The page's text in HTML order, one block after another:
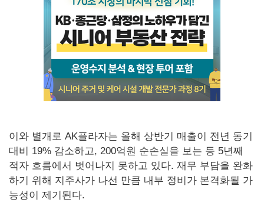
이와 별개로 AK플라자는 올해 상반기 매출이 전년 동기
대비 19% 감소하고, 200억원 순손실을 보는 등 5년째
적자 흐름에서 벗어나지 못하고 있다. 재무 부담을 완화
하기 위해 지주사가 나선 만큼 내부 정비가 본격화될 가
능성이 제기된다.